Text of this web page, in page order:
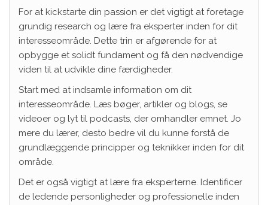
For at kickstarte din passion er det vigtigt at foretage
grundig research og lære fra eksperter inden for dit
interesseområde. Dette trin er afgørende for at
opbygge et solidt fundament og få den nødvendige
viden til at udvikle dine færdigheder.
Start med at indsamle information om dit
interesseområde. Læs bøger, artikler og blogs, se
videoer og lyt til podcasts, der omhandler emnet. Jo
mere du lærer, desto bedre vil du kunne forstå de
grundlæggende principper og teknikker inden for dit
område.
Det er også vigtigt at lære fra eksperterne. Identificer
de ledende personligheder og professionelle inden